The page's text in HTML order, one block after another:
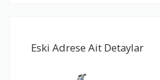
Eski Adrese Ait Detaylar